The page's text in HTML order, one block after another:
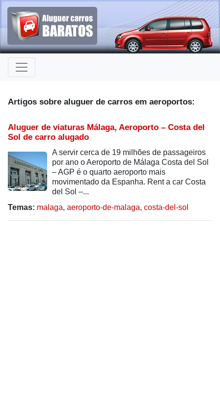
Artigos sobre aluguer de carros em aeroportos:
Aluguer de viaturas Málaga, Aeroporto – Costa del
Sol de carro alugado
A servir cerca de 19 milhões de passageiros
por ano o Aeroporto de Málaga Costa del Sol
– AGP é o quarto aeroporto mais
movimentado da Espanha. Rent a car Costa
del Sol –...
Temas: malaga, aeroporto-de-malaga, costa-del-sol